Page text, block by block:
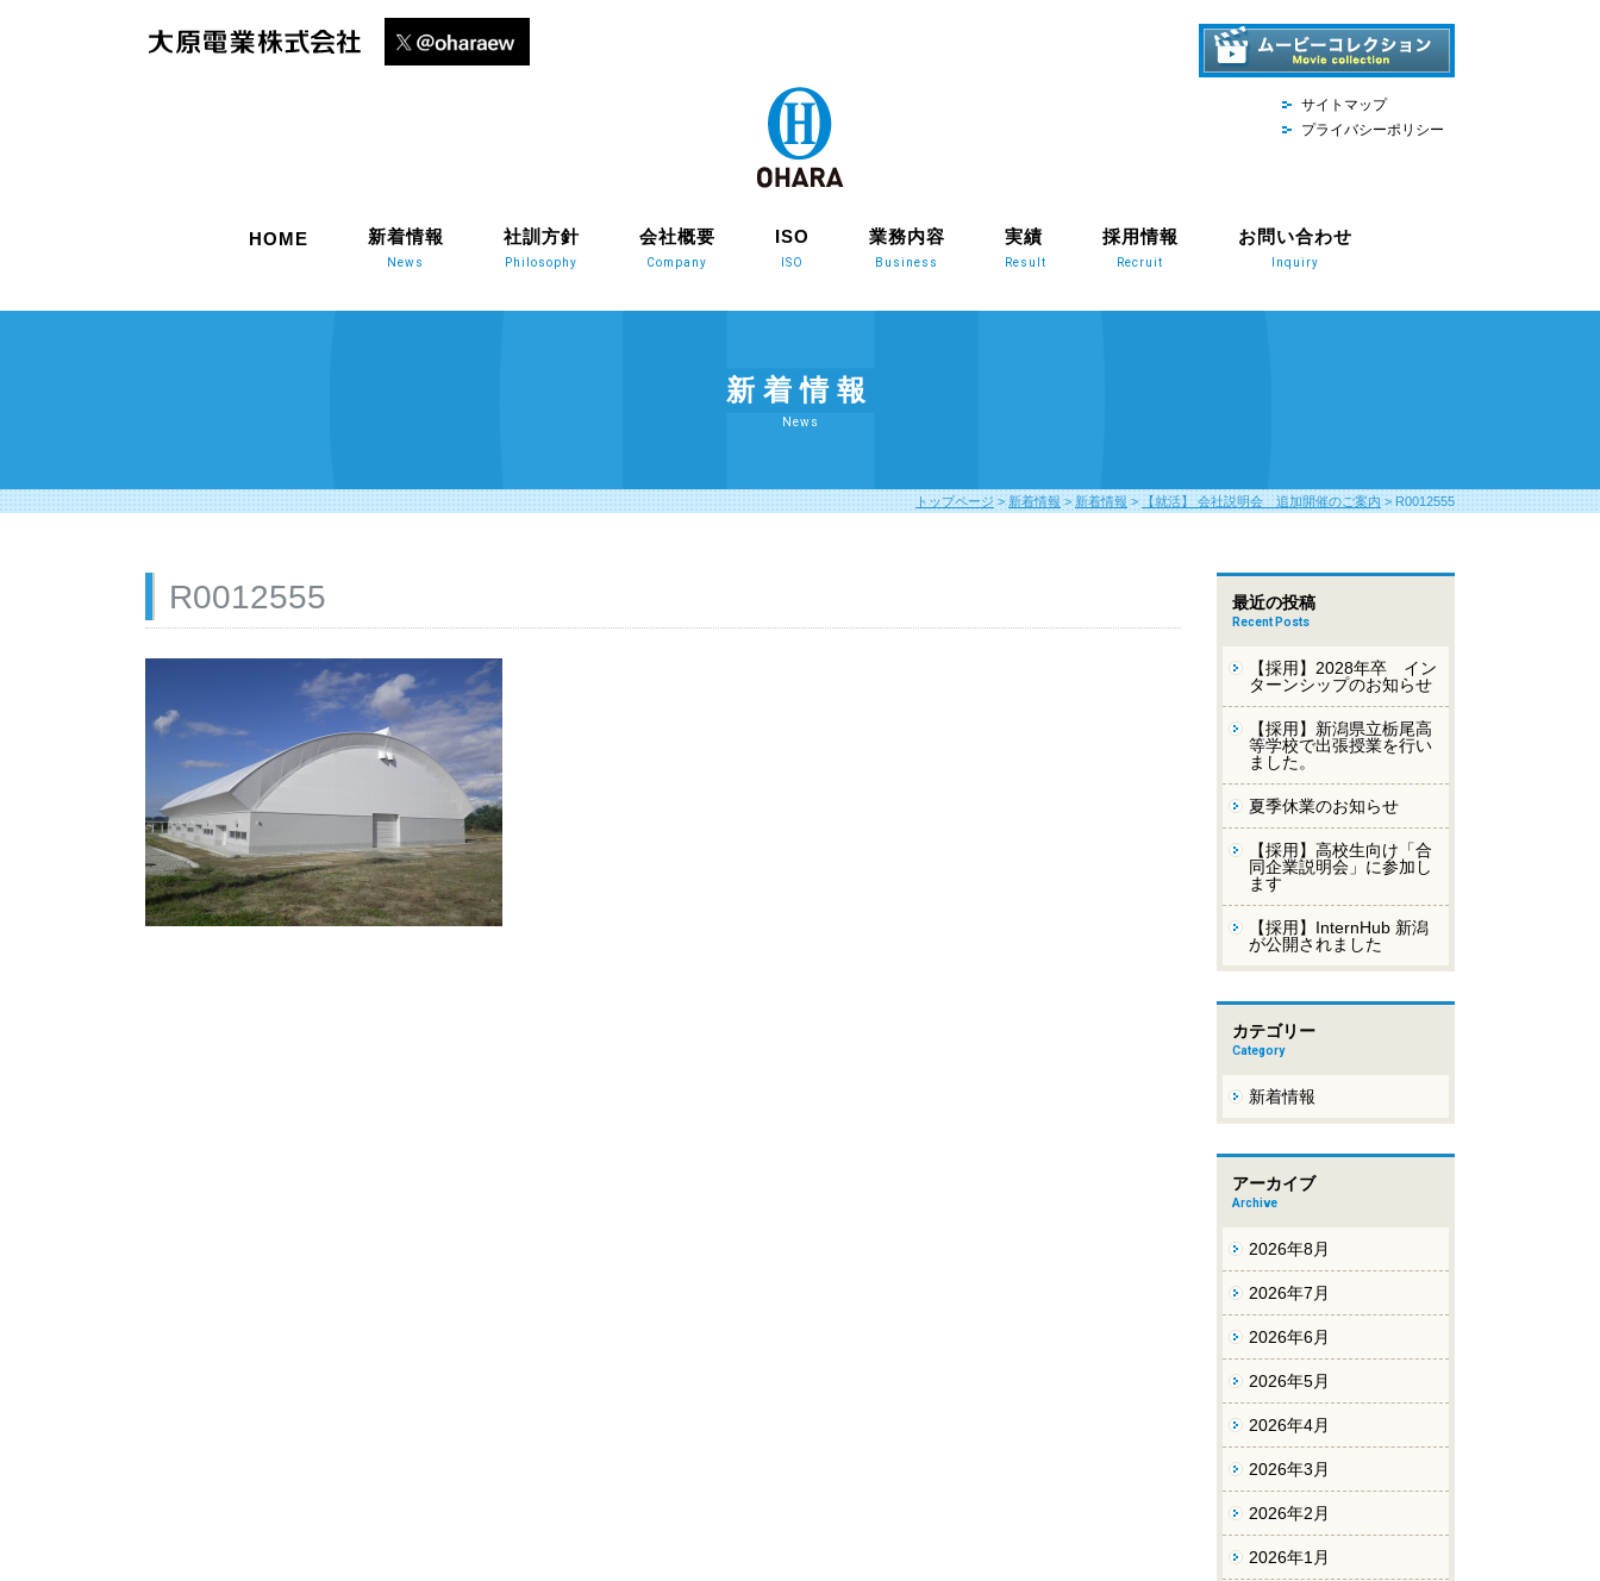
サイトマップ
プライバシーポリシー
HOME 新着情報
News
社訓方針
Philosophy
会社概要
Company
ISO
ISO
業務内容
Business
実績
Result
採用情報
Recruit
お問い合わせ
Inquiry
新着情報
News
トップページ > 新着情報 > 新着情報 > 【就活】 会社説明会 追加開催のご案内 > R0012555
R0012555 最近の投稿
Recent Posts
【採用】2028年卒 イン
ターンシップのお知らせ
【採用】新潟県立栃尾高
等学校で出張授業を行い
ました。
夏季休業のお知らせ
【採用】高校生向け「合
同企業説明会」に参加し
ます
【採用】InternHub 新潟
が公開されました
カテゴリー
Category
新着情報
アーカイブ
Archive
2026年8月
2026年7月
2026年6月
2026年5月
2026年4月
2026年3月
2026年2月
2026年1月